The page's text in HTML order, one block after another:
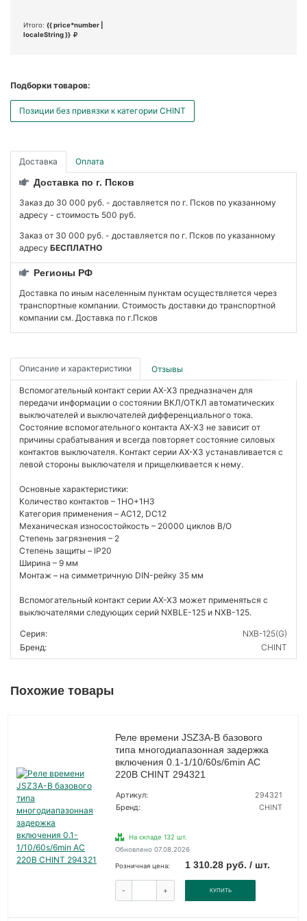
Итого: {{ price*number |
localeString }}
Подборки товаров:
Позиции без привязки к категории CHINT
Доставка Оплата
Доставка по г. Псков
Заказ до 30 000 руб. - доставляется по г. Псков по указанному
адресу - стоимость 500 руб.
Заказ от 30 000 руб. - доставляется по г. Псков по указанному
адресу БЕСПЛАТНО
Регионы РФ
Доставка по иным населенным пунктам осуществляется через
транспортные компании. Стоимость доставки до транспортной
компании см. Доставка по г.Псков
Описание и характеристики Отзывы
Вспомогательный контакт серии AX-X3 предназначен для
передачи информации о состоянии ВКЛ/ОТКЛ автоматических
выключателей и выключателей дифференциального тока.
Состояние вспомогательного контакта AX-X3 не зависит от
причины срабатывания и всегда повторяет состояние силовых
контактов выключателя. Контакт серии AX-X3 устанавливается с
левой стороны выключателя и прищелкивается к нему.
Основные характеристики:
Количество контактов – 1НО+1НЗ
Категория применения – AС12, DC12
Механическая износостойкость – 20000 циклов В/О
Степень загрязнения – 2
Степень защиты – IP20
Ширина – 9 мм
Монтаж – на симметричную DIN-рейку 35 мм
Вспомогательный контакт серии AX-X3 может применяться с
выключателями следующих серий NXBLE-125 и NXB-125.
Серия:
NXB-125(G)
Бренд:
CHINT
Похожие товары
Реле времени JSZ3A-B базового
типа многодиапазонная задержка
включения 0.1-1/10/60s/6min AC
220В CHINT 294321
Артикул:
294321
Бренд:
CHINT
На складе 132 шт.
Обновлено 07.08.2026
Розничная цена: 1 310.28 руб. / шт.
- + КУПИТЬ